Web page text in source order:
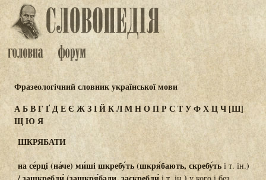
Фразеологічний словник української мови
АБВГҐДЕЄ ЖЗІЙКЛМНОПР СТУФХЦЧ [Ш]
ЩЮ Я
ШКРЯБАТИ
на се́рці (на́че) ми́ші шкребу́ть (шкря́бають, скребу́ть і т. ін.)